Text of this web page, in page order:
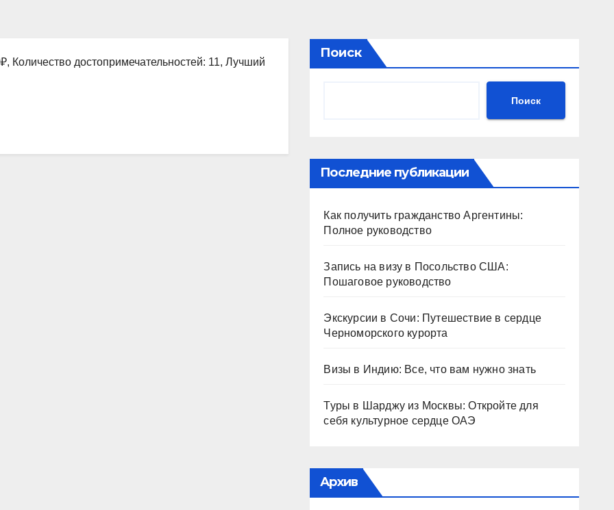
Количество достопримечательностей: 11, Лучший
Поиск
Поиск
Последние публикации
Как получить гражданство Аргентины:
Полное руководство
Запись на визу в Посольство США:
Пошаговое руководство
Экскурсии в Сочи: Путешествие в сердце
Черноморского курорта
Визы в Индию: Все, что вам нужно знать
Туры в Шарджу из Москвы: Откройте для
себя культурное сердце ОАЭ
Архив